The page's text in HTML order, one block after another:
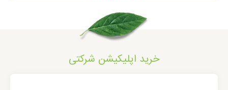
خرید اپلیکیشن شرکتی